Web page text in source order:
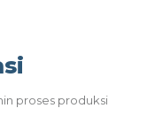
proses produksi